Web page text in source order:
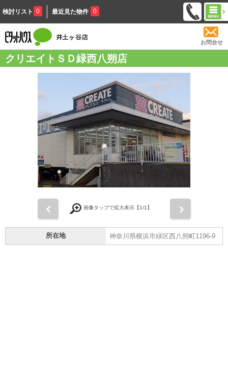
検討リスト 0 最近見た物件 0
お問合せ
クリエイトＳＤ緑西八朔店
画像タップで拡大表示【1/1】
所在地 神奈川県横浜市緑区西八朔町1196-9